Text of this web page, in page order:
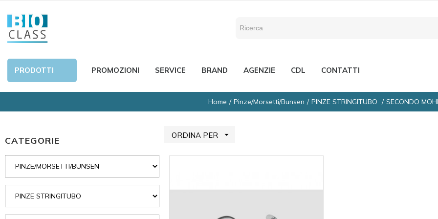
PRODOTTI PROMOZIONI SERVICE BRAND AGENZIE CDL CONTATTI
Home Pinze/Morsetti/Bunsen PINZE STRINGITUBO SECONDO
CATEGORIE ORDINA PER 